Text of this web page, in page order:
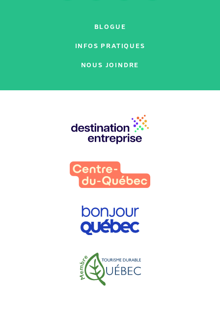
BLOGUE
INFOS PRATIQUES
NOUS JOINDRE
partenaires
: